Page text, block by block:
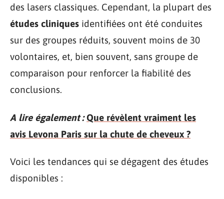
des lasers classiques. Cependant, la plupart des
études cliniques identifiées ont été conduites
sur des groupes réduits, souvent moins de 30
volontaires, et, bien souvent, sans groupe de
comparaison pour renforcer la fiabilité des
conclusions.
A lire également : Que révèlent vraiment les
avis Levona Paris sur la chute de cheveux ?
Voici les tendances qui se dégagent des études
disponibles :